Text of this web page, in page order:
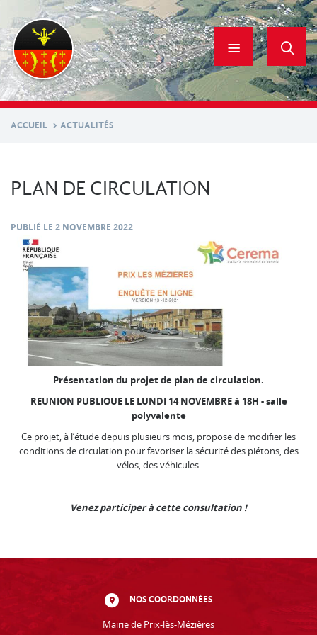
contenu
principal
ACCUEIL ACTUALITÉS
PLAN DE CIRCULATION
PUBLIÉ LE 2 NOVEMBRE 2022
Présentation du projet de plan de circulation.
REUNION PUBLIQUE LE LUNDI 14 NOVEMBRE à 18H - salle
polyvalente
Ce projet, à l’étude depuis plusieurs mois, propose de modifier les
conditions de circulation pour favoriser la sécurité des piétons, des
vélos, des véhicules.
Venez participer à cette consultation !
NOS COORDONNÉES
Mairie de Prix-lès-Mézières